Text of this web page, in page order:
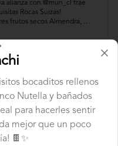
alianza con @mun_cl trae
Rocas Suizas!
frutos secos Almendra,
Bitter
Blanco
de Frambuesa
francés de la mejor calidad!
bocaditos rellenos
Nutella y bañados
para hacerles sentir
mejor que un poco
🍫✨